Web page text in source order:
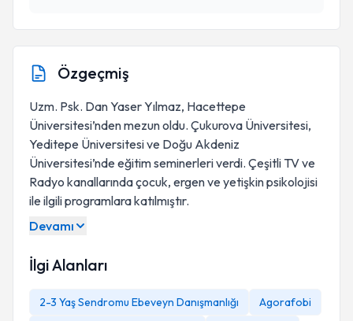
Özgeçmiş
Uzm. Psk. Dan Yaser Yılmaz, Hacettepe
Üniversitesi’nden mezun oldu. Çukurova Üniversitesi,
Yeditepe Üniversitesi ve Doğu Akdeniz
Üniversitesi’nde eğitim seminerleri verdi. Çeşitli TV ve
Radyo kanallarında çocuk, ergen ve yetişkin psikolojisi
ile ilgili programlara katılmıştır.
Devamı
İlgi Alanları
2-3 Yaş Sendromu Ebeveyn Danışmanlığı
Agorafobi